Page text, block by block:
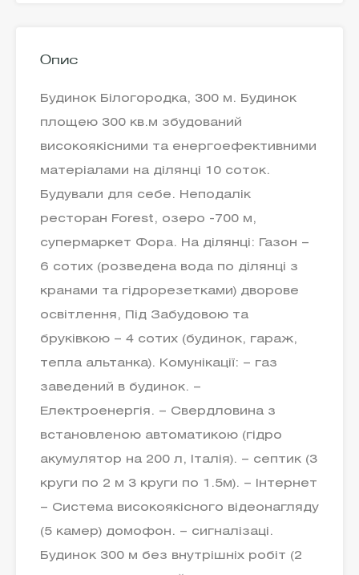
Опис
Будинок Білогородка, 300 м. Будинок
площею 300 кв.м збудований
високоякісними та енергоефективними
матеріалами на ділянці 10 соток.
Будували для себе. Неподалік
ресторан Forest, озеро -700 м,
супермаркет Фора. На ділянці: Газон –
6 сотих (розведена вода по ділянці з
кранами та гідрорезетками) дворове
освітлення, Під Забудовою та
бруківкою – 4 сотих (будинок, гараж,
тепла альтанка). Комунікації: – газ
заведений в будинок. –
Електроенергія. – Свердловина з
встановленою автоматикою (гідро
акумулятор на 200 л, Італія). – септик (3
круги по 2 м 3 круги по 1.5м). – Інтернет
– Система високоякісного відеонагляду
(5 камер) домофон. – сигналізаці.
Будинок 300 м без внутрішніх робіт (2